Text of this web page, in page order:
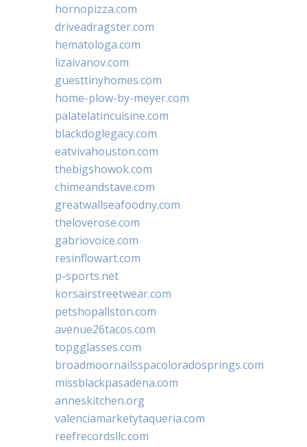
hornopizza.com
driveadragster.com
hematologa.com
lizaivanov.com
guesttinyhomes.com
home-plow-by-meyer.com
palatelatincuisine.com
blackdoglegacy.com
eatvivahouston.com
thebigshowok.com
chimeandstave.com
greatwallseafoodny.com
theloverose.com
gabriovoice.com
resinflowart.com
p-sports.net
korsairstreetwear.com
petshopallston.com
avenue26tacos.com
topgglasses.com
broadmoornailsspacoloradosprings.com
missblackpasadena.com
anneskitchen.org
valenciamarketytaqueria.com
reefrecordsllc.com